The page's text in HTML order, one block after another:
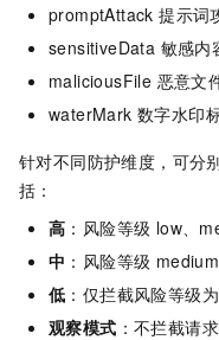
promptAttack 提示词
sensitiveData 敏感内
maliciousFile 恶意文
waterMark 数字水印
针对不同防护维度，可分
括：
高 ：风险等级 low、
中 ：风险等级
低 ：仅拦截风险等级
观察模式 ：不拦截请